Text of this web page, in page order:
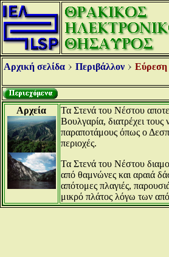
Αρχική σελίδα Περιβάλλον Εύρεση
Αρχεία
Τα Στενά του Νέστου
Βουλγαρία, διατρέχει
παραποτάμους όπως ο
περιοχές.
Τα Στενά του Νέστου
από θαμνώνες και αραιά
απότομες πλαγιές,
μικρό πλάτος λόγω των